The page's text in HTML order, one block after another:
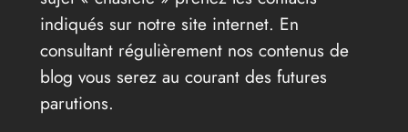
indiqués sur notre site internet. En
consultant régulièrement nos contenus de
blog vous serez au courant des futures
parutions.